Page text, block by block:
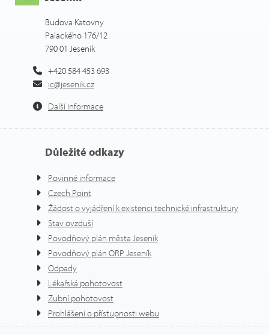
Budova Katovny
Palackého 176/12
790 01 Jeseník
+420 584 453 693
ic@jesenik.cz
Další informace
Důležité odkazy
Povinné informace
Czech Point
Žádost o vyjádření k existenci technické infrastruktury
Stav ovzduší
Povodňový plán města Jeseník
Povodňový plán ORP Jeseník
Odpady
Lékařská pohotovost
Zubní pohotovost
Prohlášení o přístupnosti webu